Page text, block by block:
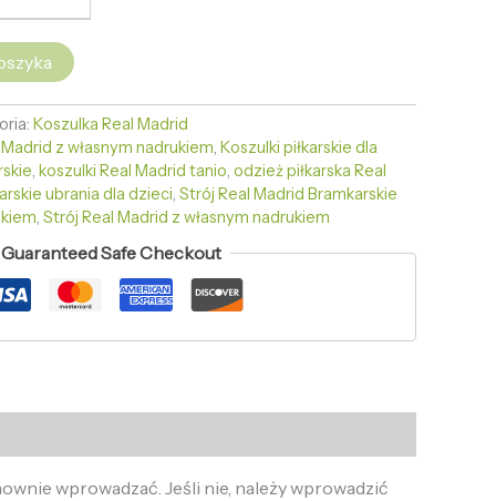
Koszulka Real Madrid
z własnym nadrukiem, Koszulki piłkarskie dla
, koszulki Real Madrid tanio, odzież piłkarska Real
ubrania dla dzieci, Strój Real Madrid Bramkarskie
, Strój Real Madrid z własnym nadrukiem
Guaranteed Safe Checkout
wprowadzać. Jeśli nie, należy wprowadzić